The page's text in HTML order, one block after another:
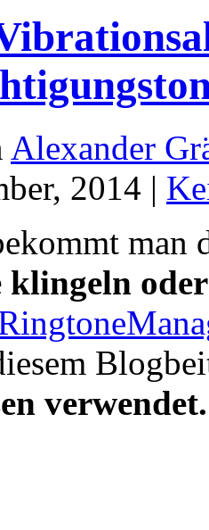
Alexander
2014 |
man
klingeln
verwendet.